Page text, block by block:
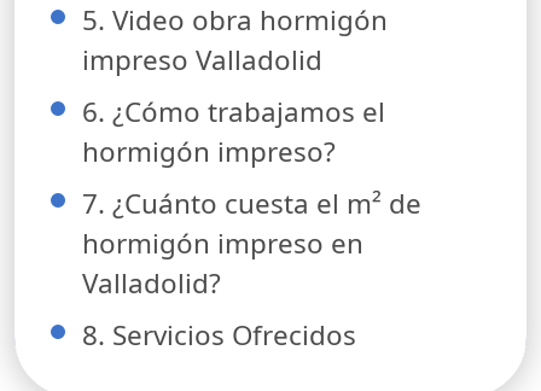
5. Video obra hormigón
impreso Valladolid
6. ¿Cómo trabajamos el
hormigón impreso?
7. ¿Cuánto cuesta el m² de
hormigón impreso en
Valladolid?
8. Servicios Ofrecidos